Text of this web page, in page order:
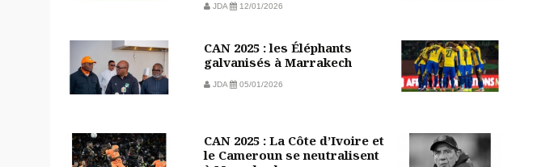
JDA 12/01/2026
CAN 2025 : les Éléphants
galvanisés à Marrakech
JDA 05/01/2026
CAN 2025 : La Côte d’Ivoire et
le Cameroun se neutralisent